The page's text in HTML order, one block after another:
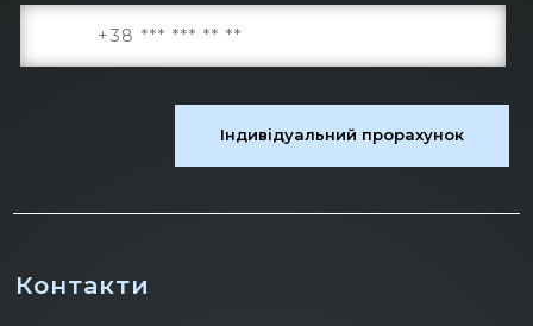
Контакти